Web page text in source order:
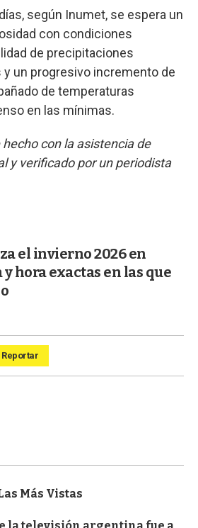
según Inumet, se espera un
con condiciones
de precipitaciones
y un progresivo incremento de
de temperaturas
en las mínimas.
con la asistencia de
y verificado por un periodista
el invierno 2026 en
y hora exactas en las que
Reportar
Más Vistas